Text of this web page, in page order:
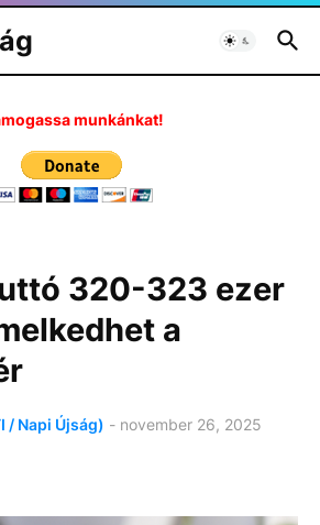
munkánkat!
320-323 ezer
a
/ Napi Újság) - november 26, 2025